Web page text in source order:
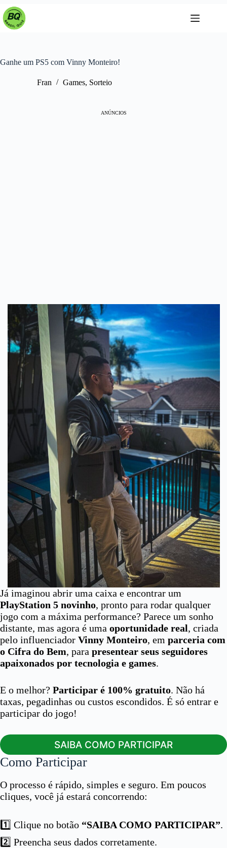
Pular
para
Ganhe um PS5 com Vinny Monteiro!
Fran Games, Sorteio
ANÚNCIOS
Já imaginou abrir uma caixa e encontrar um
PlayStation 5 novinho, pronto para rodar qualquer
jogo com a máxima performance? Parece um sonho
distante, mas agora é uma oportunidade real, criada
pelo influenciador Vinny Monteiro, em parceria com
o Cifra do Bem, para presentear seus seguidores
apaixonados por tecnologia e games.
E o melhor? Participar é 100% gratuito. Não há
taxas, pegadinhas ou custos escondidos. É só entrar e
participar do jogo!
SAIBA COMO PARTICIPAR
Como Participar
O processo é rápido, simples e seguro. Em poucos
cliques, você já estará concorrendo:
1️⃣ Clique no botão “SAIBA COMO PARTICIPAR”.
2️⃣ Preencha seus dados corretamente.